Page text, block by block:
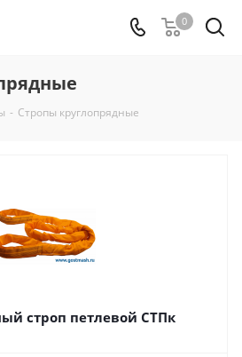
0
- Стропы круглопрядные
строп петлевой СТПк